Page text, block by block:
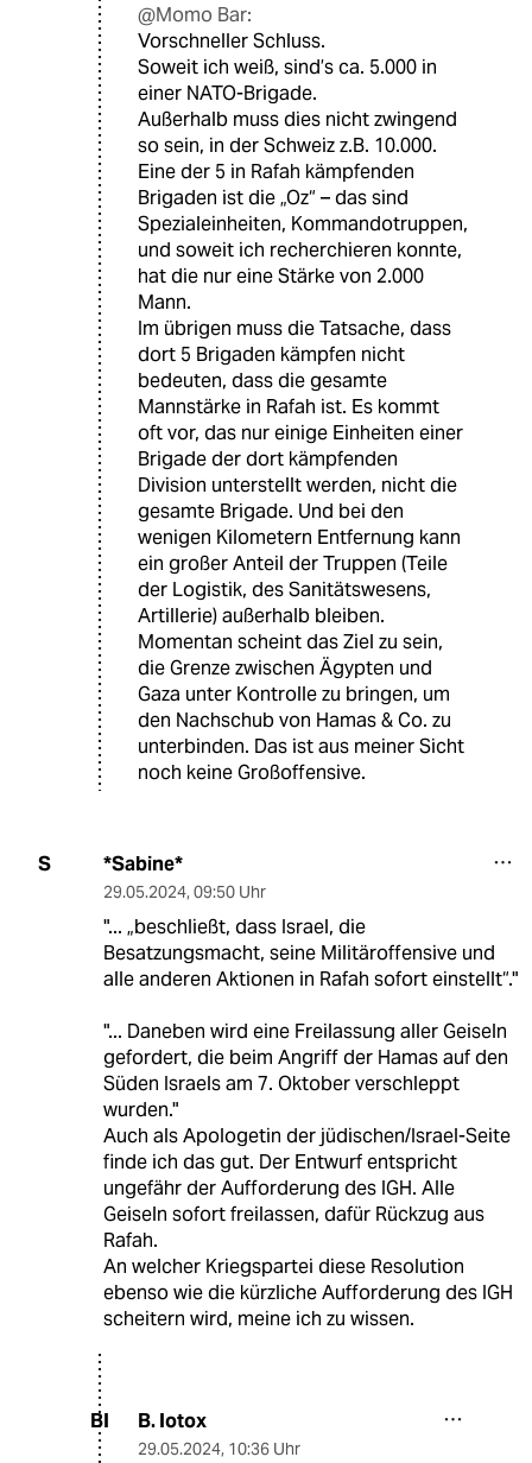
@Momo Bar:
Vorschneller Schluss.
Soweit ich weiß, sind’s ca. 5.000 in
einer NATO-Brigade.
Außerhalb muss dies nicht zwingend
so sein, in der Schweiz z.B. 10.000.
Eine der 5 in Rafah kämpfenden
Brigaden ist die „Oz“ – das sind
Spezialeinheiten, Kommandotruppen,
und soweit ich recherchieren konnte,
hat die nur eine Stärke von 2.000
Mann.
Im übrigen muss die Tatsache, dass
dort 5 Brigaden kämpfen nicht
bedeuten, dass die gesamte
Mannstärke in Rafah ist. Es kommt
oft vor, das nur einige Einheiten einer
Brigade der dort kämpfenden
Division unterstellt werden, nicht die
gesamte Brigade. Und bei den
wenigen Kilometern Entfernung kann
ein großer Anteil der Truppen (Teile
der Logistik, des Sanitätswesens,
Artillerie) außerhalb bleiben.
Momentan scheint das Ziel zu sein,
die Grenze zwischen Ägypten und
Gaza unter Kontrolle zu bringen, um
den Nachschub von Hamas & Co. zu
unterbinden. Das ist aus meiner Sicht
noch keine Großoffensive.
S *Sabine*
29.05.2024, 09:50 Uhr
"... „beschließt, dass Israel, die
Besatzungsmacht, seine Militäroffensive und
alle anderen Aktionen in Rafah sofort einstellt“."
"... Daneben wird eine Freilassung aller Geiseln
gefordert, die beim Angriff der Hamas auf den
Süden Israels am 7. Oktober verschleppt
wurden."
Auch als Apologetin der jüdischen/Israel-Seite
finde ich das gut. Der Entwurf entspricht
ungefähr der Aufforderung des IGH. Alle
Geiseln sofort freilassen, dafür Rückzug aus
Rafah.
An welcher Kriegspartei diese Resolution
ebenso wie die kürzliche Aufforderung des IGH
scheitern wird, meine ich zu wissen.
BI B. Iotox
29.05.2024, 10:36 Uhr